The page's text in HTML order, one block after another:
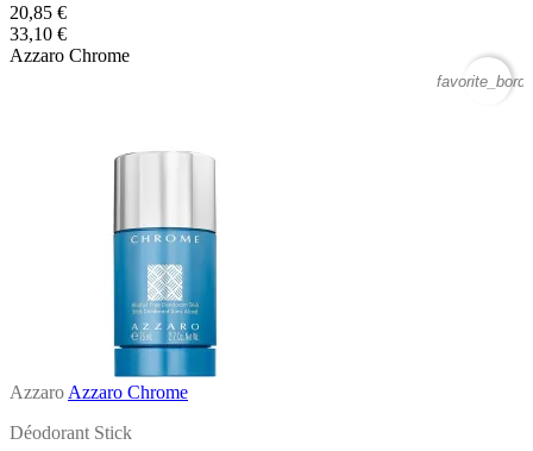
20,85 €
33,10 €
Azzaro Chrome
Azzaro Azzaro Chrome
Déodorant Stick